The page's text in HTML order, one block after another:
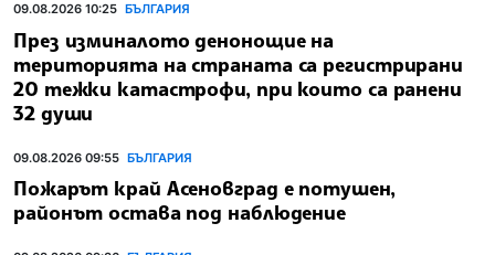
09.08.2026 10:25 БЪЛГАРИЯ
През изминалото денонощие на
територията на страната са регистрирани
20 тежки катастрофи, при които са ранени
32 души
09.08.2026 09:55 БЪЛГАРИЯ
Пожарът край Асеновград е потушен,
районът остава под наблюдение